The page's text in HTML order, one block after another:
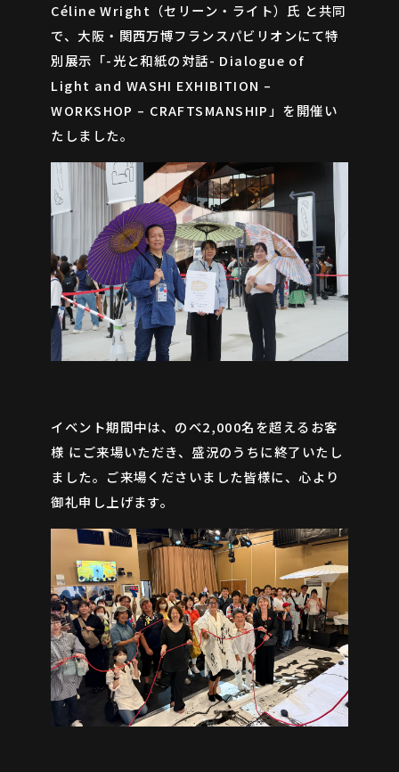
ARCHIVES
Céline Wright（セリーン・ライト）氏 と共同
で、大阪・関西万博フランスパビリオンにて特
別展示「-光と和紙の対話- Dialogue of
Light and WASHI EXHIBITION –
WORKSHOP – CRAFTSMANSHIP」を開催い
たしました。
イベント期間中は、のべ2,000名を超えるお客
様 にご来場いただき、盛況のうちに終了いたし
ました。ご来場くださいました皆様に、心より
御礼申し上げます。